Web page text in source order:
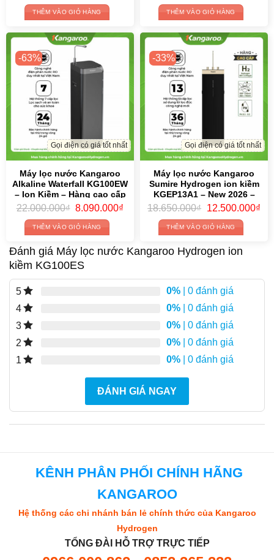
was:
11.230.000₫.
6.450.000₫.
THÊM VÀO GIỎ HÀNG
was:
18.390.000₫.
THÊM VÀO GIỎ HÀNG
-63%
Gọi điện có giá tốt nhất
Máy lọc nước Kangaroo
Alkaline Waterfall KG100EW
– Ion Kiềm – Hàng cao cấp
2026
22.000.000₫ Original
was:
22.000.000₫.
8.090.000₫ Current
8.090.000₫.
THÊM VÀO GIỎ HÀNG
-33%
Gọi điện có giá tốt nhất
Máy lọc nước Kangaroo
Sumire Hydrogen ion kiềm
KGEP13A1 – New 2026 –
HÀNG CAO CẤP
18.650.000₫ Original
was:
18.650.000₫.
12.500.000₫
THÊM VÀO GIỎ HÀNG
Đánh giá Máy lọc nước Kangaroo Hydrogen ion
kiềm KG100ES
5 0% | 0 đánh giá
4
0% | 0 đánh giá
3
0% | 0 đánh giá
2
0% | 0 đánh giá
1
0% | 0 đánh giá
ĐÁNH GIÁ NGAY
KÊNH PHÂN PHỐI CHÍNH HÃNG
KANGAROO
Hệ thống các chi nhánh bán lẻ chính thức của Kangaroo
Hydrogen
TỔNG ĐÀI HỖ TRỢ TRỰC TIẾP